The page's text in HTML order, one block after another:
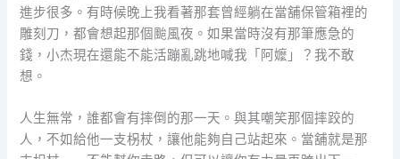
進步很多。有時候晚上我看著那套曾經躺在當舖保管箱裡的
雕刻刀，都會想起那個颱風夜。如果當時沒有那筆應急的
錢，小杰現在還能不能活蹦亂跳地喊我「阿嬤」？我不敢
想。
人生無常，誰都會有摔倒的那一天。與其嘲笑那個摔跤的
人，不如給他一支柺杖，讓他能夠自己站起來。當舖就是那